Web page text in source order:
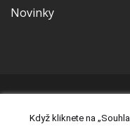
Novinky
Právní prohlášení|
Když kliknete na